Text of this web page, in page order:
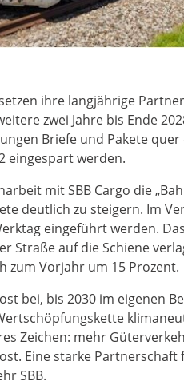
ihre langjährige
zwei Jahre bis Ende
Briefe und Pakete quer
eingespart werden.
mit SBB Cargo die
deutlich zu steigern. Im
eingeführt werden.
Straße auf die Schiene
zum Vorjahr um 15 Prozent.
bei, bis 2030 im eigenen
Zeichen: mehr
Eine starke Partnerschaft
SBB.